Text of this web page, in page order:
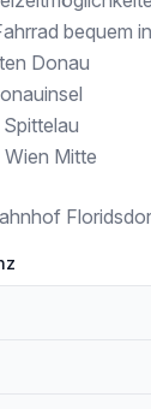
<500m
<250m
bequem
Donau
Mitte